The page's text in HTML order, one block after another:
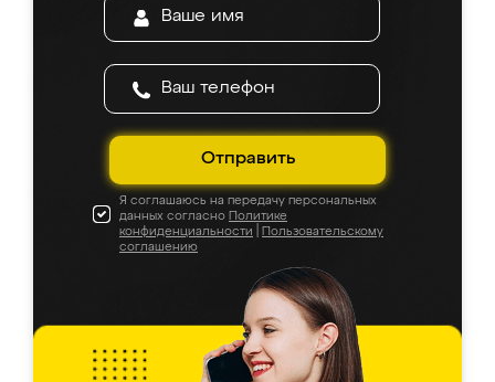
Отправить
Я соглашаюсь на передачу персональных
данных согласно Политике
конфиденциальности
Пользовательскому
соглашению